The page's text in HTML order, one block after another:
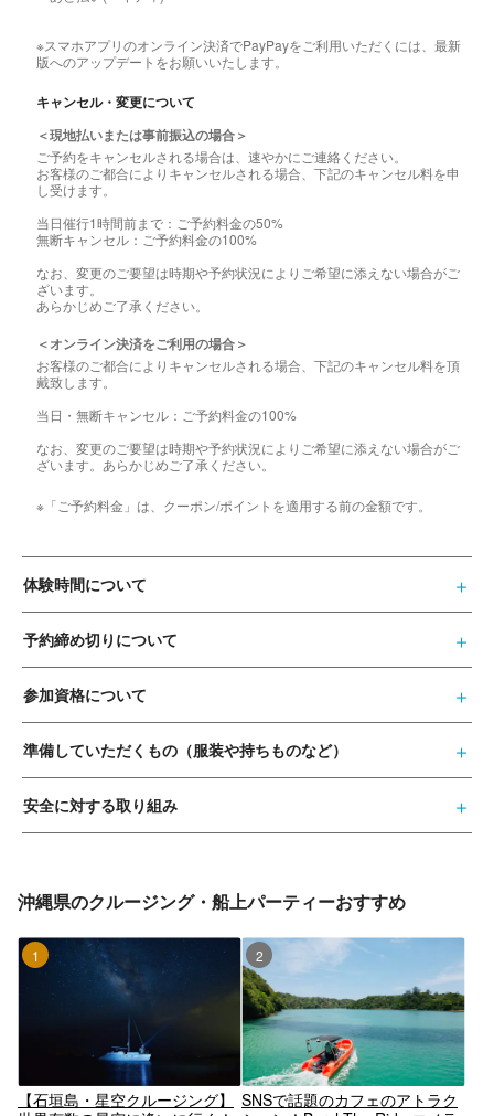
※スマホアプリのオンライン決済でPayPayをご利用いただくには、最新
版へのアップデートをお願いいたします。
キャンセル・変更について
＜現地払いまたは事前振込の場合＞
ご予約をキャンセルされる場合は、速やかにご連絡ください。
お客様のご都合によりキャンセルされる場合、下記のキャンセル料を申
し受けます。
当日催行1時間前まで：ご予約料金の50%
無断キャンセル：ご予約料金の100%
なお、変更のご要望は時期や予約状況によりご希望に添えない場合がご
ざいます。
あらかじめご了承ください。
＜オンライン決済をご利用の場合＞
お客様のご都合によりキャンセルされる場合、下記のキャンセル料を頂
戴致します。
当日・無断キャンセル：ご予約料金の100%
なお、変更のご要望は時期や予約状況によりご希望に添えない場合がご
ざいます。あらかじめご了承ください。
※「ご予約料金」は、クーポン/ポイントを適用する前の金額です。
体験時間について
予約締め切りについて
参加資格について
準備していただくもの（服装や持ちものなど）
安全に対する取り組み
沖縄県のクルージング・船上パーティーおすすめ
1位
【石垣島・星空クルージング】
SNSで話題のカフェのアトラク